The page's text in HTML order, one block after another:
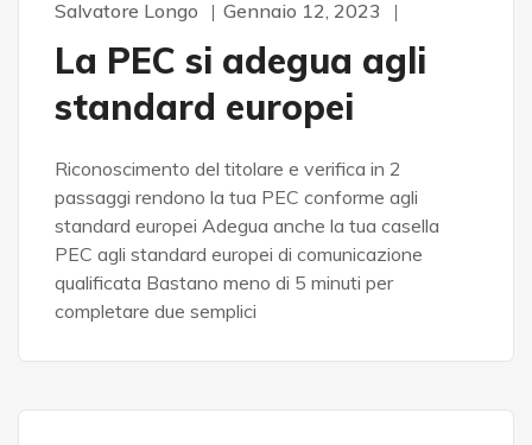
Salvatore Longo Gennaio 12, 2023
La PEC si adegua agli
standard europei
Riconoscimento del titolare e verifica in 2
passaggi rendono la tua PEC conforme agli
standard europei Adegua anche la tua casella
PEC agli standard europei di comunicazione
qualificata Bastano meno di 5 minuti per
completare due semplici